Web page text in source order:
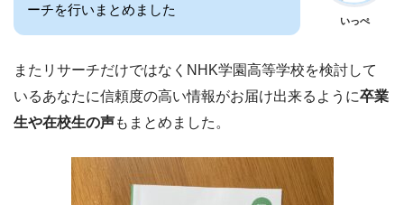
ーチを行いまとめました
いっぺ
またリサーチだけではなくNHK学園高等学校を検討して
いるあなたに信頼度の高い情報がお届け出来るように卒業
生や在校生の声もまとめました。